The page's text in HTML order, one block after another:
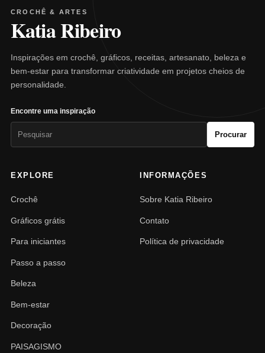
CROCHÊ & ARTES
Katia Ribeiro
Inspirações em crochê, gráficos, receitas, artesanato, beleza e
bem-estar para transformar criatividade em projetos cheios de
personalidade.
Encontre uma inspiração
Procurar
EXPLORE
Crochê
Gráficos grátis
Para iniciantes
Passo a passo
Beleza
Bem-estar
Decoração
PAISAGISMO
INFORMAÇÕES
Sobre Katia Ribeiro
Contato
Política de privacidade